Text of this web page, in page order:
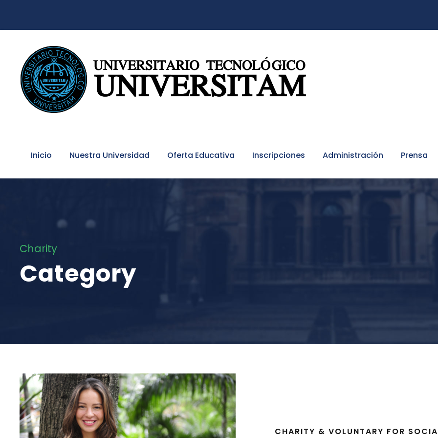
Inicio Nuestra Universidad Oferta Educativa Inscripciones Administración Prensa
Charity
Category
CHARITY & VOLUNTARY FOR